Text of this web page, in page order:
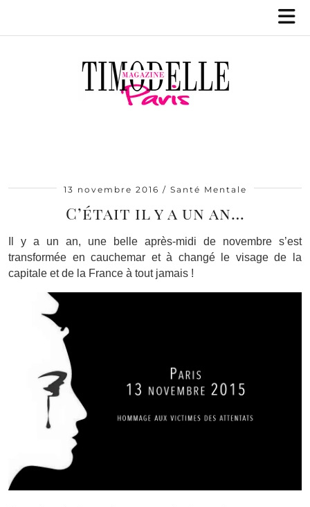
13 novembre 2016 Santé Mentale
C’était il y a un an…
Il y a un an, une belle après-midi de novembre s’est
transformée en cauchemar et à changé le visage de la
capitale et de la France à tout jamais !